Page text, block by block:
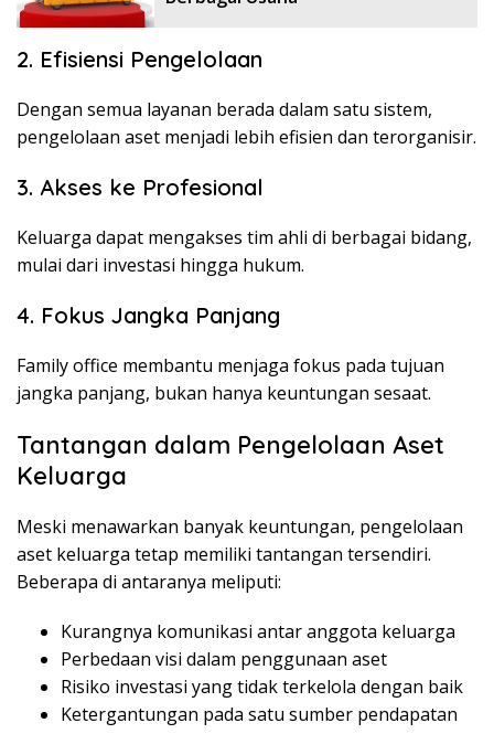
2. Efisiensi Pengelolaan
Dengan semua layanan berada dalam satu sistem,
pengelolaan aset menjadi lebih efisien dan terorganisir.
3. Akses ke Profesional
Keluarga dapat mengakses tim ahli di berbagai bidang,
mulai dari investasi hingga hukum.
4. Fokus Jangka Panjang
Family office membantu menjaga fokus pada tujuan
jangka panjang, bukan hanya keuntungan sesaat.
Tantangan dalam Pengelolaan Aset
Keluarga
Meski menawarkan banyak keuntungan, pengelolaan
aset keluarga tetap memiliki tantangan tersendiri.
Beberapa di antaranya meliputi:
Kurangnya komunikasi antar anggota keluarga
Perbedaan visi dalam penggunaan aset
Risiko investasi yang tidak terkelola dengan baik
Ketergantungan pada satu sumber pendapatan